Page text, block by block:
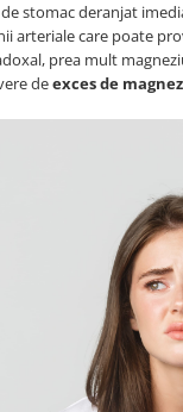
stomac deranjat
arteriale care poate
prea mult
deexces de